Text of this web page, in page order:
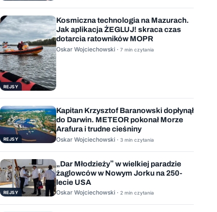
REJSY
Kosmiczna technologia na Mazurach.
Jak aplikacja ŻEGLUJ! skraca czas
dotarcia ratowników MOPR
Oskar Wojciechowski · 7 min czytania
REJSY
Kapitan Krzysztof Baranowski dopłynął
do Darwin. METEOR pokonał Morze
Arafura i trudne cieśniny
Oskar Wojciechowski · 3 min czytania
REJSY
„Dar Młodzieży” w wielkiej paradzie
żaglowców w Nowym Jorku na 250-
lecie USA
Oskar Wojciechowski · 2 min czytania